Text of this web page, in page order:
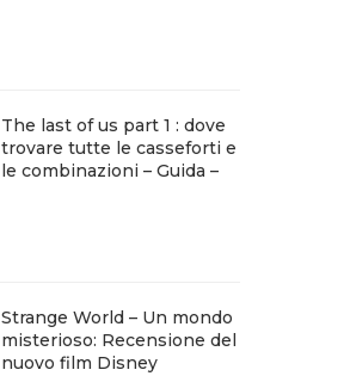
The last of us part 1 : dove
trovare tutte le casseforti e
le combinazioni – Guida –
Strange World – Un mondo
misterioso: Recensione del
nuovo film Disney